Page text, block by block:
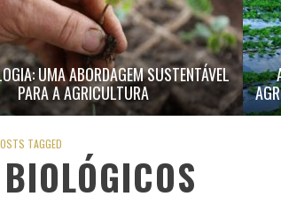
UMA ABORDAGEM SUSTENTÁVEL
PARA A AGRICULTURA
TAGGED